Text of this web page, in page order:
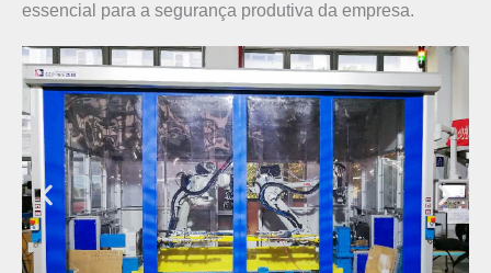
essencial para a segurança produtiva da empresa.